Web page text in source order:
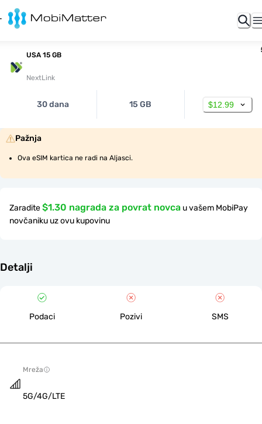
USA 15 GB
NextLink
30 dana 15 GB $12.99
Pažnja
Ova eSIM kartica ne radi na Aljasci.
Zaradite$1.30 nagrada za povrat novca u vašem MobiPay
novčaniku uz ovu kupovinu
Detalji
Podaci Pozivi SMS
Mreža
5G/4G/LTE